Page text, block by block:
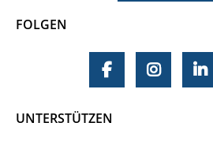
FOLGEN
UNTERSTÜTZEN